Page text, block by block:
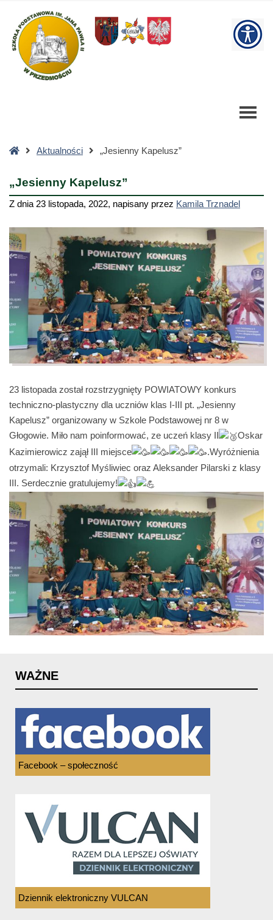
Kapelusz"
Szkoła
Podstawowa
StronaAktualności „Jesienny Kapelusz”
„Jesienny Kapelusz”
Z dnia 23 listopada, 2022, napisany przez Kamila Trznadel
23 listopada został rozstrzygnięty POWIATOWY konkurs
techniczno-plastyczny dla uczniów klas I-III pt. „Jesienny
Kapelusz” organizowany w Szkole Podstawowej nr 8 w
Głogowie. Miło nam poinformować, ze uczeń klasy II
Oskar
Kazimierowicz zajął III miejsce
.Wyróżnienia
otrzymali: Krzysztof Myśliwiec oraz Aleksander Pilarski z klasy
III. Serdecznie gratulujemy!
WAŻNE
Facebook – społeczność
Dziennik elektroniczny VULCAN